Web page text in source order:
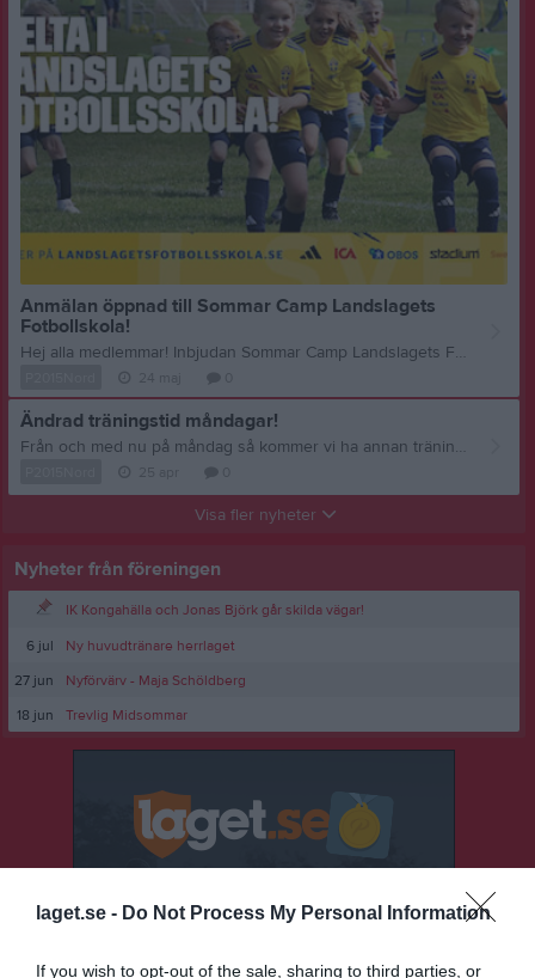
laget.se - Do Not Process My Personal Information
If you wish to opt-out of the sale, sharing to third parties, or
Anmälan öppnad till Sommar Camp Landslagets
Fotbollskola!
Hej alla medlemmar! Inbjudan Sommar Camp Landslagets Fobollsskola 2026 Huvudtränare för Sommar Campen kommer vara tränare IKK Dam/Herr och Juniorlag. Alla spelare är välkomna oavsett föreningen! OBS! Betalningsinformation: Faktura skickas ut! Deltagaravgift 1 050 kr Avgiften är subventionerad i år med 250 kr från tidigare års avgift 1 300 kr då stöd från Odd Fellow erhållits till denna Camp. Anmälan skall vara IK Kongahälla tillhanda senast den 5 juni och är bindande vid angivet datum. OBS! Anmälningar som sker efter 5 juni kan inte garanteras fotbollspaket på grund av leveranstid. När man får faktura bekräftas anmälan. Till anmälan Anmäl dig här! Målgrupp: Flickor och pojkar födda 2014-2020 Alla spelare är välkomna oavsett föreningen! När: V.25 måndag – torsdag (15/6-18/6) Var: Kongevi IP Hur: Deltagarna kommer delas in i grupper med egna ledare för varje grupp: (Gruppindelningen är preliminär efter hur många som anmäler sig i varje årskull) Pojkar Födda 14/15 Pojkar Födda 16/17 Pojkar Födda 18/19/20 Flickor Födda 14/15 Flickor Födda 16/17 Flickor Födda 18/19/20 Ingår i deltagaravgiften: • Landslagets Fotbollsskola Paket bestående av T-Shirt, Fotboll och diplom. • Lagad mat (lunch, mellanmål) • Tillsyn 08.00 – 17.00 (Barn som får lämna vid 15.30 släpps iväg 15.30. Detta har angivits i anmälan) • Camp mellan 09.30 – 15.00 • Fotbollsutbildning. • Andra roliga aktiviteter. Dagsprogram: 08.30 Morgonsamling måndag. (Dansbanan inne i Kungälvs Parken i direkt anslutning till Kongevi IP!) Här har barnen sina grejor under dagen, äter lunch osv. OBS! Samling 09:00 tis-tor. (Kungälvsparken) 09.30 Träning med utvalt fokusområde. 12.00 Lunch på Kungälvs Parken 13.00 Träning med matchliknande innehåll. 15.00 Mellanmål och eftermiddagssamling i Kungälvs Parken. 15:30-17.00 Fri lek under uppsikt av ledare. 17.00 Fotbollsskola stänger Regler 2026: Vi behöver följa vissa grundläggande regler för att Sommar Campen skall fungera på ett bra sätt. Det är viktigt att föräldrarna hjälper till att lära ut och respektera de regler som är satta för Sommar Campen 2026, diskutera gärna reglerna med ert barn innan Sommar Campen startar. De regler vi särskilt vill upplysa om är: • Ingen får lämna Sommar Campen om man inte angett detta i formuläret. • Kom i tid. • Respektera och lyssna på ledarna. • Var en god kamrat. • Vi äter och går till och från träningen gruppvis. • Bär Sommar Campens T-shirt. • Ta inte med några onödiga saker. • Inget godis och inga nötter. • Smartphoneanvändning under dagen är INTE tillåtet. Tänk på att du representerar Idrottsklubben Kongahälla eller den moderklubb du spelar för. Att ta med: Sommar Campen kommer att dela ut T-shirt fotboll, fotboll till varje barn (Fotboll och diplom får man ta med sig efter avslutningen på torsdagen) • Träningskläder (fotbollsskor, benskydd, extra T-shirt, tröja, shorts, strumpor regnkläder). • Ombyte vid regn (Klubboverall samt gummiskor rekommenderas). Eftermiddagssamling: Eftermiddagssamling är till för att samla ihop barnen och summera vad som hänt under dagen, äta mellanmål och diskutera en enskild händelse som uppstått under dagen. Fotbollsteman och teori: Varje dag/träning kommer vi att ha ett speciellt tema. Förutom i den praktiska träningen kommer även teoripassen att omfattas av: • Passningsspel • Teknik • Spelförståelse • Alla kan bli bra – Träna själv Andra inslag som dyker upp under Sommar Campen är: • Fotbollscuper • Andra roliga aktiviteter • Avslutning med vattenbesprutning från Bohus Räddningstjänst • Avslutning torsdag 14:30. Fika kl. 15:00. Då är även alla föräldrar välkomna. • Tid för spontanlek och umgänge. Övrigt: Morgonsamling: Morgonsamlingen är till för att samla ihop barnen och diskutera något av nedanstående teman. Syftet med diskussionen är att öka barnens medvetande i de aktuella ämnena. Ämnena är: • Ordningsregler och utdelning av material. • Mobbning och kamratskap. • Uppförande: Hur jag uppträder mot med- och motspelare samt attityd mot bl.a. domare. Kontakt: Huvudledare Sommar Campen: Linus Carlström E-mail: linus.carlstrom@ikkongahalla.com, 0733-18 69 21
Ändrad träningstid måndagar!
Från och med nu på måndag så kommer vi ha annan träningstid, nya tiden är 18.00-19.30. Onsdagar blir kvar som innan 17.15-18.30. Sen gällande kioskbemanning och bollkalle så är det något som alla behöver hjälpa till med under säsongen så gör man inte nu så kommer man behöva göra det senare under säsongen. Förstår att det är annat som krockar men vi behöver ha några som kan hjälpa till. Anledningen till att det blir kort varsel var pga att vi var tvungna att byta match då vi själva spelade när vi skulle haft det.
Visa fler nyheter
Nyheter från föreningen
IK Kongahälla och Jonas Björk går skilda vägar!
6 jul
Ny huvudtränare herrlaget
27 jun
Nyförvärv - Maja Schöldberg
18 jun
Trevlig Midsommar